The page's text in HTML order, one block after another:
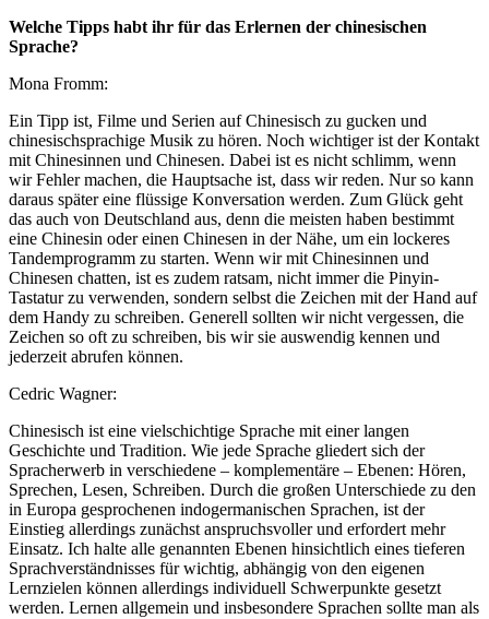
Welche Tipps habt ihr für das Erlernen der chinesischen
Sprache?
Mona Fromm:
Ein Tipp ist, Filme und Serien auf Chinesisch zu gucken und
chinesischsprachige Musik zu hören. Noch wichtiger ist der Kontakt
mit Chinesinnen und Chinesen. Dabei ist es nicht schlimm, wenn
wir Fehler machen, die Hauptsache ist, dass wir reden. Nur so kann
daraus später eine flüssige Konversation werden. Zum Glück geht
das auch von Deutschland aus, denn die meisten haben bestimmt
eine Chinesin oder einen Chinesen in der Nähe, um ein lockeres
Tandemprogramm zu starten. Wenn wir mit Chinesinnen und
Chinesen chatten, ist es zudem ratsam, nicht immer die Pinyin-
Tastatur zu verwenden, sondern selbst die Zeichen mit der Hand auf
dem Handy zu schreiben. Generell sollten wir nicht vergessen, die
Zeichen so oft zu schreiben, bis wir sie auswendig kennen und
jederzeit abrufen können.
Cedric Wagner:
Chinesisch ist eine vielschichtige Sprache mit einer langen
Geschichte und Tradition. Wie jede Sprache gliedert sich der
Spracherwerb in verschiedene – komplementäre – Ebenen: Hören,
Sprechen, Lesen, Schreiben. Durch die großen Unterschiede zu den
in Europa gesprochenen indogermanischen Sprachen, ist der
Einstieg allerdings zunächst anspruchsvoller und erfordert mehr
Einsatz. Ich halte alle genannten Ebenen hinsichtlich eines tieferen
Sprachverständnisses für wichtig, abhängig von den eigenen
Lernzielen können allerdings individuell Schwerpunkte gesetzt
werden. Lernen allgemein und insbesondere Sprachen sollte man als